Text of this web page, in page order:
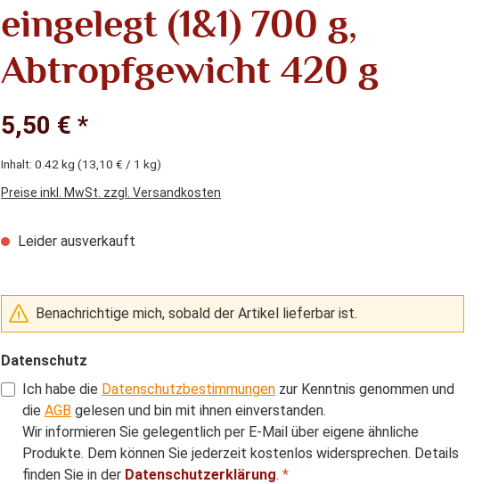
eingelegt (1&1) 700 g,
Abtropfgewicht 420 g
5,50 € *
Inhalt: 0.42 kg (13,10 € / 1 kg)
Preise inkl. MwSt. zzgl. Versandkosten
Leider ausverkauft
Benachrichtige mich, sobald der Artikel lieferbar ist.
Datenschutz
Ich habe die Datenschutzbestimmungen zur Kenntnis genommen und
die AGB gelesen und bin mit ihnen einverstanden.
Wir informieren Sie gelegentlich per E-Mail über eigene ähnliche
Produkte. Dem können Sie jederzeit kostenlos widersprechen. Details
finden Sie in der Datenschutzerklärung. *